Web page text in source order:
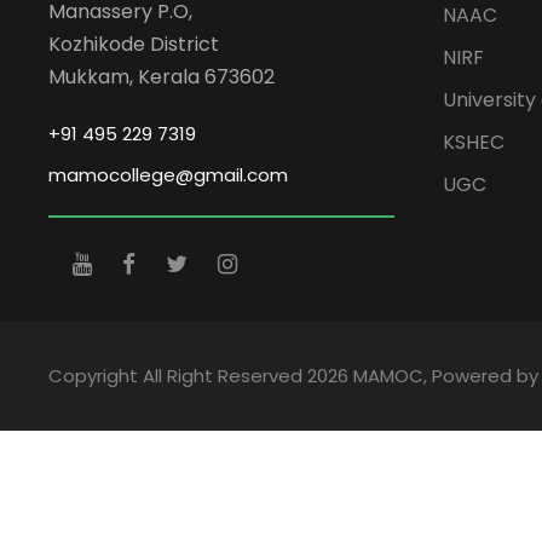
Manassery P.O,
Kozhikode District
Mukkam, Kerala 673602
+91 495 229 7319
mamocollege@gmail.com
NAAC
NIRF
KSHEC
UGC
Copyright All Right Reserved 2026 MAMOC, Powered by